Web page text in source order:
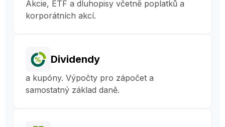
Akcie, ETF a dluhopisy včetně poplatků a
korporátních akcí.
Dividendy
a kupóny. Výpočty pro zápočet a
samostatný základ daně.